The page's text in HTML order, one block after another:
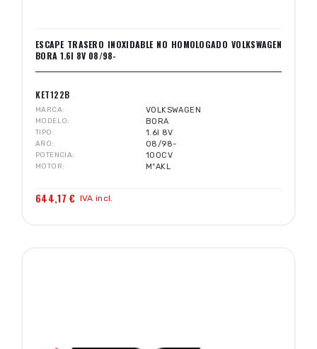
ESCAPE TRASERO INOXIDABLE NO HOMOLOGADO VOLKSWAGEN
BORA 1.6I 8V 08/98-
KET122B
MARCA VOLKSWAGEN
MODELO BORA
TIPO 1.6I 8V
AÑO 08/98-
POTENCIA 100CV
MOTOR MºAKL
644,17 € IVA incl.